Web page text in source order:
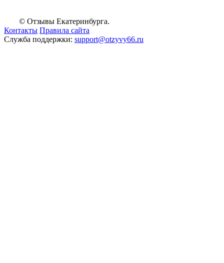
© Отзывы Екатеринбурга.
Контакты Правила сайта
Служба поддержки: support@otzyvy66.ru